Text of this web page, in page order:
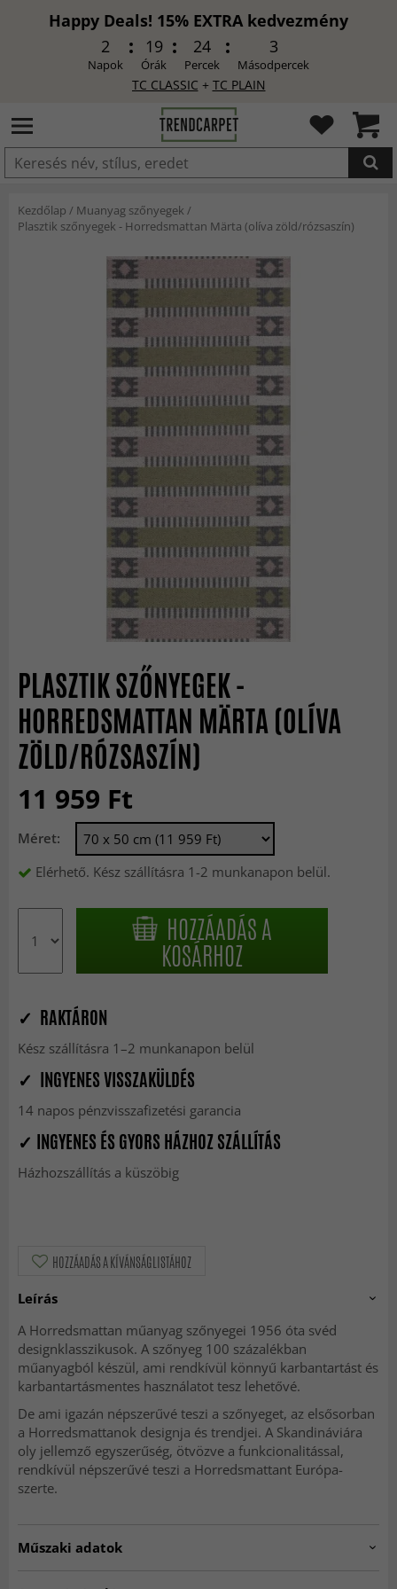
Happy Deals! 15% EXTRA kedvezmény
2
Napok
19
Órák
24
Percek
1
Másodpercek
TC CLASSIC + TC PLAIN
HOZZÁADVA
Kezdőlap / Muanyag szőnyegek /
Plasztik szőnyegek - Horredsmattan Märta (olíva zöld/rózsaszín)
PLASZTIK SZŐNYEGEK -
HORREDSMATTAN MÄRTA (OLÍVA
ZÖLD/RÓZSASZÍN)
11 959 Ft
Méret:
Elérhető. Kész szállításra 1-2 munkanapon belül.
HOZZÁADÁS A
KOSÁRHOZ
✓ RAKTÁRON
Kész szállításra 1–2 munkanapon belül
✓ INGYENES VISSZAKÜLDÉS
14 napos pénzvisszafizetési garancia
✓ INGYENES ÉS GYORS HÁZHOZ SZÁLLÍTÁS
Házhozszállítás a küszöbig
HOZZÁADÁS A KÍVÁNSÁGLISTÁHOZ
Leírás
A Horredsmattan műanyag szőnyegei 1956 óta svéd
designklasszikusok. A szőnyeg 100 százalékban
műanyagból készül, ami rendkívül könnyű karbantartást és
karbantartásmentes használatot tesz lehetővé.
De ami igazán népszerűvé teszi a szőnyeget, az elsősorban
a Horredsmattanok designja és trendjei. A Skandináviára
oly jellemző egyszerűség, ötvözve a funkcionalitással,
rendkívül népszerűvé teszi a Horredsmattant Európa-
szerte.
Műszaki adatok